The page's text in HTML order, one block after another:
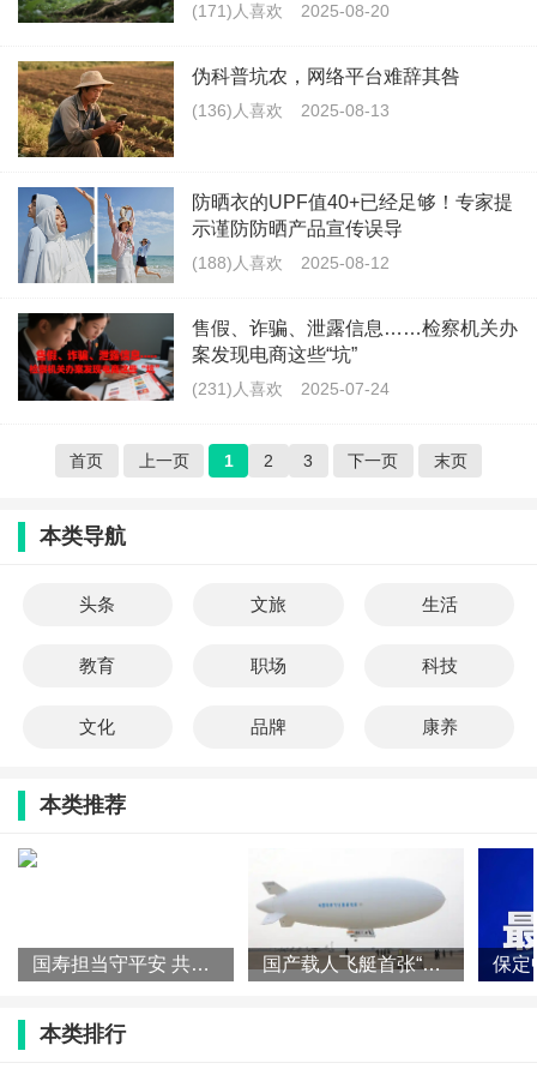
(171)人喜欢 2025-08-20
伪科普坑农，网络平台难辞其咎
(136)人喜欢 2025-08-13
防晒衣的UPF值40+已经足够！专家提
示谨防防晒产品宣传误导
(188)人喜欢 2025-08-12
售假、诈骗、泄露信息……检察机关办
案发现电商这些“坑”
(231)人喜欢 2025-07-24
首页 上一页 1 2 3 下一页 末页
本类导航
头条 文旅 生活
教育 职场 科技
文化 品牌 康养
本类推荐
国寿担当守平安 共筑金融防线 国产载人飞艇首张“生产许可证”落地
本类排行